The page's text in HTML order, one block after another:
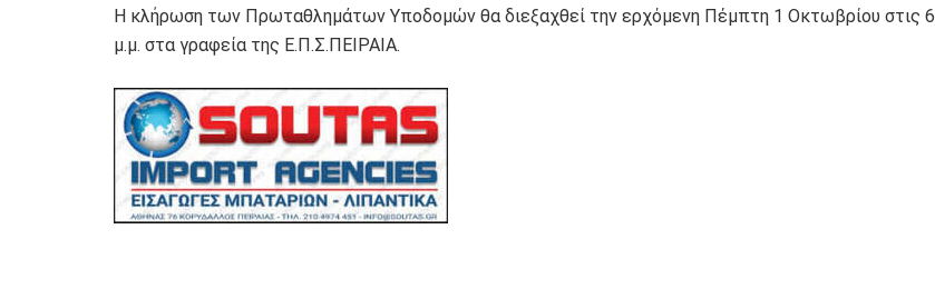
Η κλήρωση των Πρωταθλημάτων Υποδομών θα διεξαχθεί την ερχόμενη Πέμπτη 1 Οκτωβρίου στις 6
μ.μ. στα γραφεία της Ε.Π.Σ.ΠΕΙΡΑΙΑ.